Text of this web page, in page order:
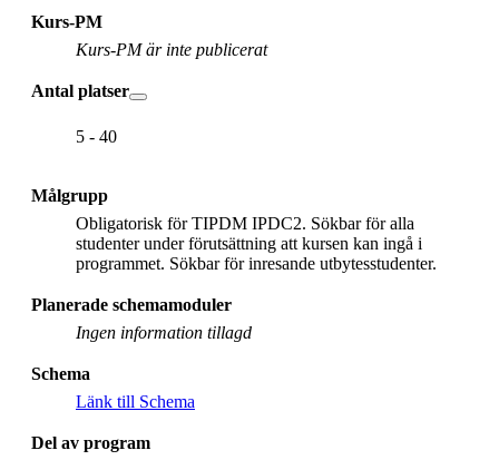
Kurs-PM
Kurs-PM är inte publicerat
Antal platser
5 - 40
Målgrupp
Obligatorisk för TIPDM IPDC2. Sökbar för alla
studenter under förutsättning att kursen kan ingå i
programmet. Sökbar för inresande utbytesstudenter.
Planerade schemamoduler
Ingen information tillagd
Schema
Länk till Schema
Del av program